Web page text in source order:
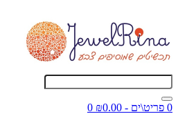
0 פריט\ים - ₪0.00
0